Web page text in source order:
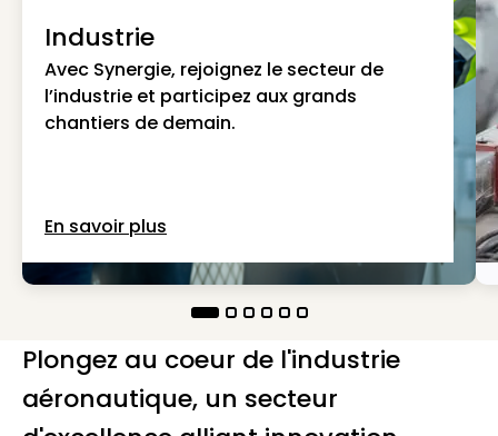
Industrie
Avec Synergie, rejoignez le secteur de
l’industrie et participez aux grands
chantiers de demain.
En savoir plus
Plongez au coeur de l'industrie
aéronautique, un secteur